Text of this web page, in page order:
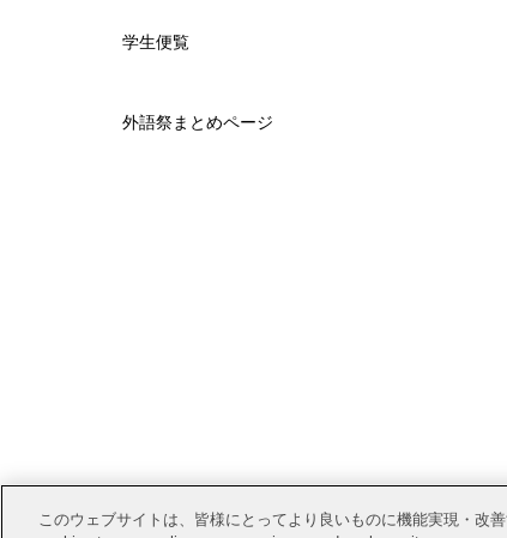
学生便覧
外語祭まとめページ
このウェブサイトは、皆様にとってより良いものに機能実現・改